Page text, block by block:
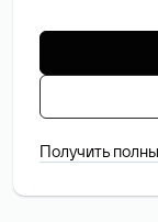
Получить